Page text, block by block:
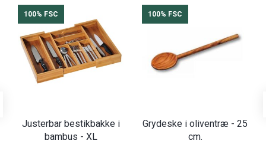
100% FSC
Justerbar bestikbakke i
bambus - XL
100% FSC
Grydeske i oliventræ - 25
cm.